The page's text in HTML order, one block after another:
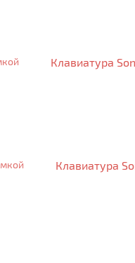
Клавиатура
Клавиатура